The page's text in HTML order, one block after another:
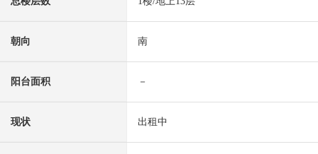
朝向 南
阳台面积 －
现状 出租中